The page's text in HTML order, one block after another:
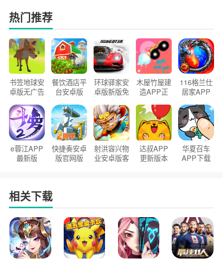
热门推荐
书签地球安
卓版无广告
餐饮酒店平
台安卓版
环球驿家安
卓版新版免
木屋竹屋建
造APP正
116格兰仕
居家APP
e蓉江APP
最新版
快捷奏安卓
版官网版
射洪容兴物
业安卓版客
达叔APP
更新版本
华夏召车
APP下载
相关下载